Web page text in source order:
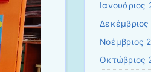
Ιανουάριος
Νοέμβριος
Οκτώβριος